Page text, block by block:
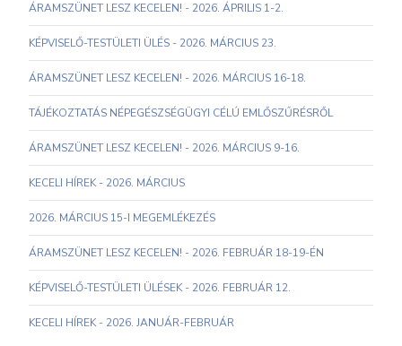
ÁRAMSZÜNET LESZ KECELEN! - 2026. ÁPRILIS 1-2.
KÉPVISELŐ-TESTÜLETI ÜLÉS - 2026. MÁRCIUS 23.
ÁRAMSZÜNET LESZ KECELEN! - 2026. MÁRCIUS 16-18.
TÁJÉKOZTATÁS NÉPEGÉSZSÉGÜGYI CÉLÚ EMLŐSZŰRÉSRŐL
ÁRAMSZÜNET LESZ KECELEN! - 2026. MÁRCIUS 9-16.
KECELI HÍREK - 2026. MÁRCIUS
2026. MÁRCIUS 15-I MEGEMLÉKEZÉS
ÁRAMSZÜNET LESZ KECELEN! - 2026. FEBRUÁR 18-19-ÉN
KÉPVISELŐ-TESTÜLETI ÜLÉSEK - 2026. FEBRUÁR 12.
KECELI HÍREK - 2026. JANUÁR-FEBRUÁR